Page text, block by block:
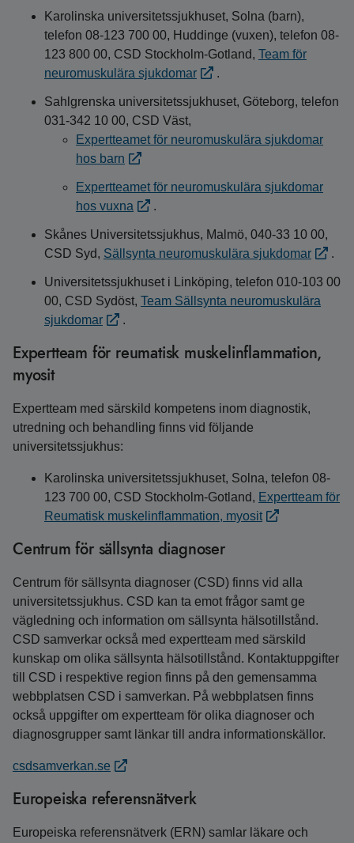
Karolinska universitetssjukhuset, Solna (barn),
telefon 08-123 700 00, Huddinge (vuxen), telefon 08-
123 800 00, CSD Stockholm-Gotland, Team för
neuromuskulära sjukdomar
.
Sahlgrenska universitetssjukhuset, Göteborg, telefon
031-342 10 00, CSD Väst,
Expertteamet för neuromuskulära sjukdomar
hos barn
Expertteamet för neuromuskulära sjukdomar
hos vuxna
.
Skånes Universitetssjukhus, Malmö, 040-33 10 00,
CSD Syd, Sällsynta neuromuskulära sjukdomar .
Universitetssjukhuset i Linköping, telefon 010-103 00
00, CSD Sydöst, Team Sällsynta neuromuskulära
sjukdomar
.
Expertteam för reumatisk muskelinflammation,
myosit
Expertteam med särskild kompetens inom diagnostik,
utredning och behandling finns vid följande
universitetssjukhus:
Karolinska universitetssjukhuset, Solna, telefon 08-
123 700 00, CSD Stockholm-Gotland, Expertteam för
Reumatisk muskelinflammation, myosit
Centrum för sällsynta diagnoser
Centrum för sällsynta diagnoser (CSD) finns vid alla
universitetssjukhus. CSD kan ta emot frågor samt ge
vägledning och information om sällsynta hälsotillstånd.
CSD samverkar också med expertteam med särskild
kunskap om olika sällsynta hälsotillstånd. Kontaktuppgifter
till CSD i respektive region finns på den gemensamma
webbplatsen CSD i samverkan. På webbplatsen finns
också uppgifter om expertteam för olika diagnoser och
diagnosgrupper samt länkar till andra informationskällor.
csdsamverkan.se
Europeiska referensnätverk
Europeiska referensnätverk (ERN) samlar läkare och